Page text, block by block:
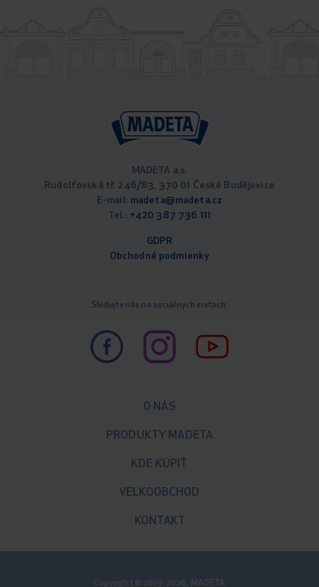
MADETA a.s.
Rudolfovská tř. 246/83, 370 01 České Budějovice
E-mail: madeta@madeta.cz
Tel.: +420 387 736 111
GDPR
Obchodné podmienky
Sledujte nás na sociálnych sieťach:
O NÁS
PRODUKTY MADETA
KDE KÚPIŤ
VELKOOBCHOD
KONTAKT
Copyright © 2019-2026, MADETA